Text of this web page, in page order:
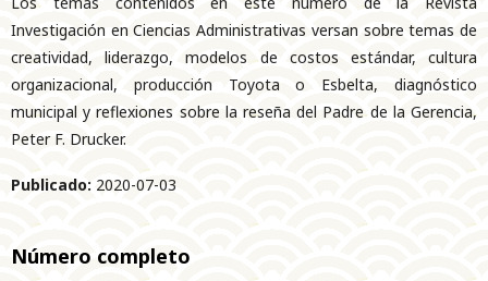
Investigación en Ciencias Administrativas versan sobre temas de
creatividad, liderazgo, modelos de costos estándar, cultura
organizacional, producción Toyota o Esbelta, diagnóstico
municipal y reflexiones sobre la reseña del Padre de la Gerencia,
Peter F. Drucker.
Publicado: 2020-07-03
Número completo